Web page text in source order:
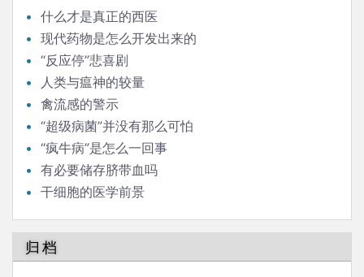
什么才是真正的西医
现代药物是怎么开发出来的
“反应停”悲喜剧
人类与瘟神的较量
禽流感的警示
“超级病菌”并没有那么可怕
“疯牛病”是怎么一回事
有必要储存脐带血吗
干细胞的医学前景
归档